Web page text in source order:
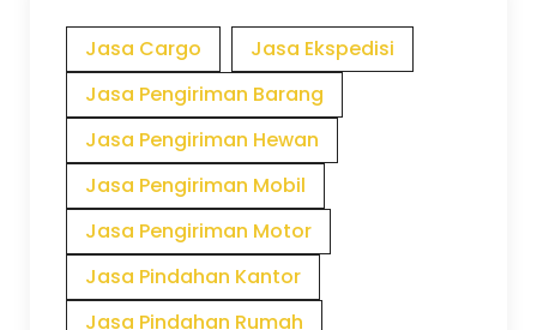
Jasa Cargo
Jasa Ekspedisi
Jasa Pengiriman Barang
Jasa Pengiriman Hewan
Jasa Pengiriman Mobil
Jasa Pengiriman Motor
Jasa Pindahan Kantor
Jasa Pindahan Rumah